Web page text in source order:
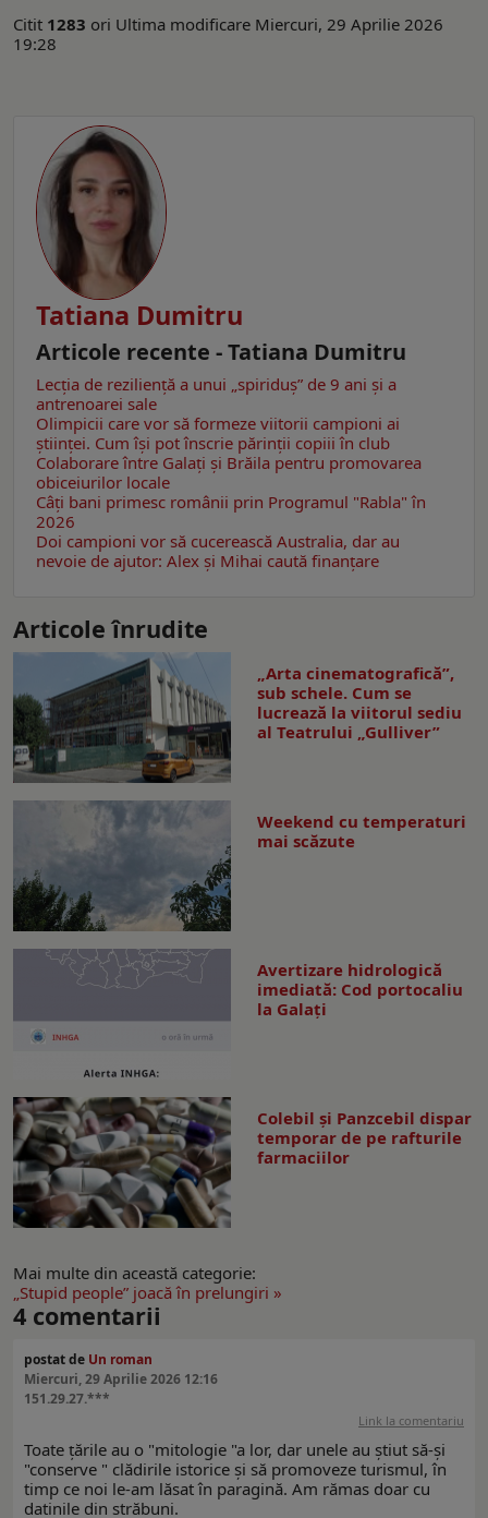
Citit 1283 ori Ultima modificare Miercuri, 29 Aprilie 2026
19:28
Tatiana Dumitru
Articole recente - Tatiana Dumitru
Lecția de reziliență a unui „spiriduș” de 9 ani și a
antrenoarei sale
Olimpicii care vor să formeze viitorii campioni ai
științei. Cum își pot înscrie părinții copiii în club
Colaborare între Galați și Brăila pentru promovarea
obiceiurilor locale
Câţi bani primesc românii prin Programul "Rabla" în
2026
Doi campioni vor să cucerească Australia, dar au
nevoie de ajutor: Alex și Mihai caută finanțare
Articole înrudite
„Arta cinematografică”,
sub schele. Cum se
lucrează la viitorul sediu
al Teatrului „Gulliver”
Weekend cu temperaturi
mai scăzute
Avertizare hidrologică
imediată: Cod portocaliu
la Galaţi
Colebil și Panzcebil dispar
temporar de pe rafturile
farmaciilor
Mai multe din această categorie:
„Stupid people” joacă în prelungiri »
4 comentarii
postat de Un roman
Miercuri, 29 Aprilie 2026 12:16
151.29.27.***
Link la comentariu
Toate țările au o "mitologie "a lor, dar unele au știut să-și
"conserve " clădirile istorice și să promoveze turismul, în
timp ce noi le-am lăsat în paragină. Am rămas doar cu
datinile din străbuni.